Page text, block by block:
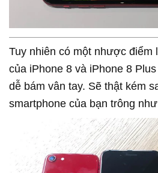
Tuy nhiên có một nhược điểm
của iPhone 8 và iPhone 8
dễ bám vân tay. Sẽ thật kém
smartphone của bạn trông